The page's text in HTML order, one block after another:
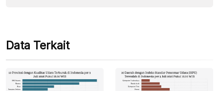
Data Terkait